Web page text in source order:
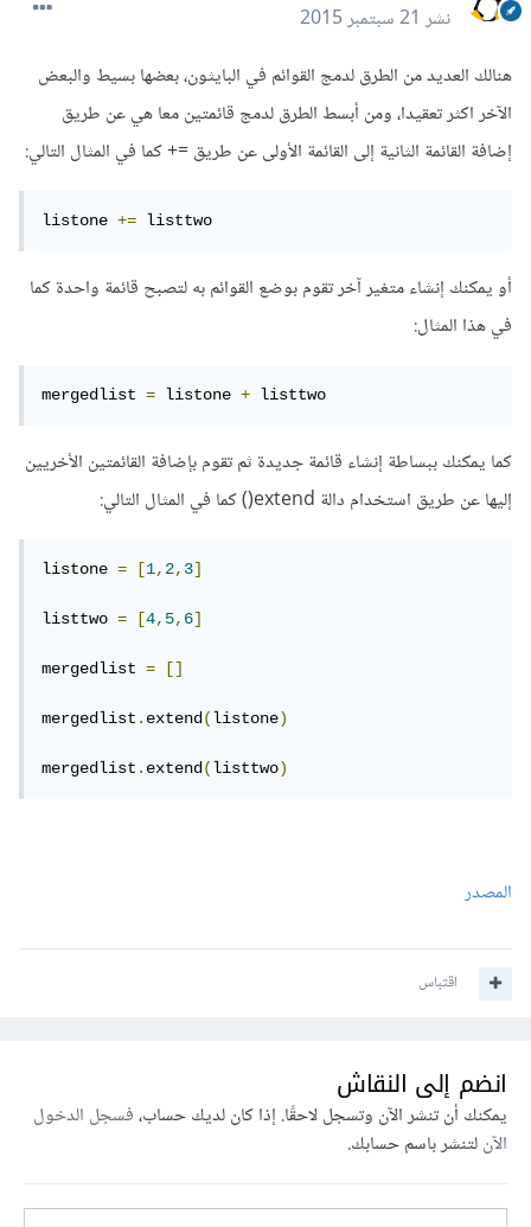
نشر21 سبتمبر 2015
هنالك العديد من الطرق لدمج القوائم في البايثون، بعضها بسيط والبعض
الآخر اكثر تعقيدا، ومن أبسط الطرق لدمج قائمتين معا هي عن طريق
إضافة القائمة الثانية إلى القائمة الأولى عن طريق =+ كما في المثال التالي:
listone += listtwo
أو يمكنك إنشاء متغير آخر تقوم بوضع القوائم به لتصبح قائمة واحدة كما
في هذا المثال:
mergedlist = listone + listtwo
كما يمكنك ببساطة إنشاء قائمة جديدة ثم تقوم بإضافة القائمتين الأخريين
إليها عن طريق استخدام دالة extend() كما في المثال التالي:
listone = [1,2,3]
listtwo = [4,5,6]
mergedlist = []
mergedlist.extend(listone)
mergedlist.extend(listtwo)
المصدر
اقتباس
انضم إلى النقاش
يمكنك أن تنشر الآن وتسجل لاحقًا. إذا كان لديك حساب،فسجل الدخول
الآنلتنشر باسم حسابك.